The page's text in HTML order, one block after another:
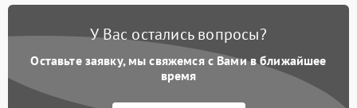
Проблемы с
устройств
1700 ₽ Подробнее →
У Вас остались вопросы?
Оставьте заявку, мы свяжемся с Вами в ближайшее
время